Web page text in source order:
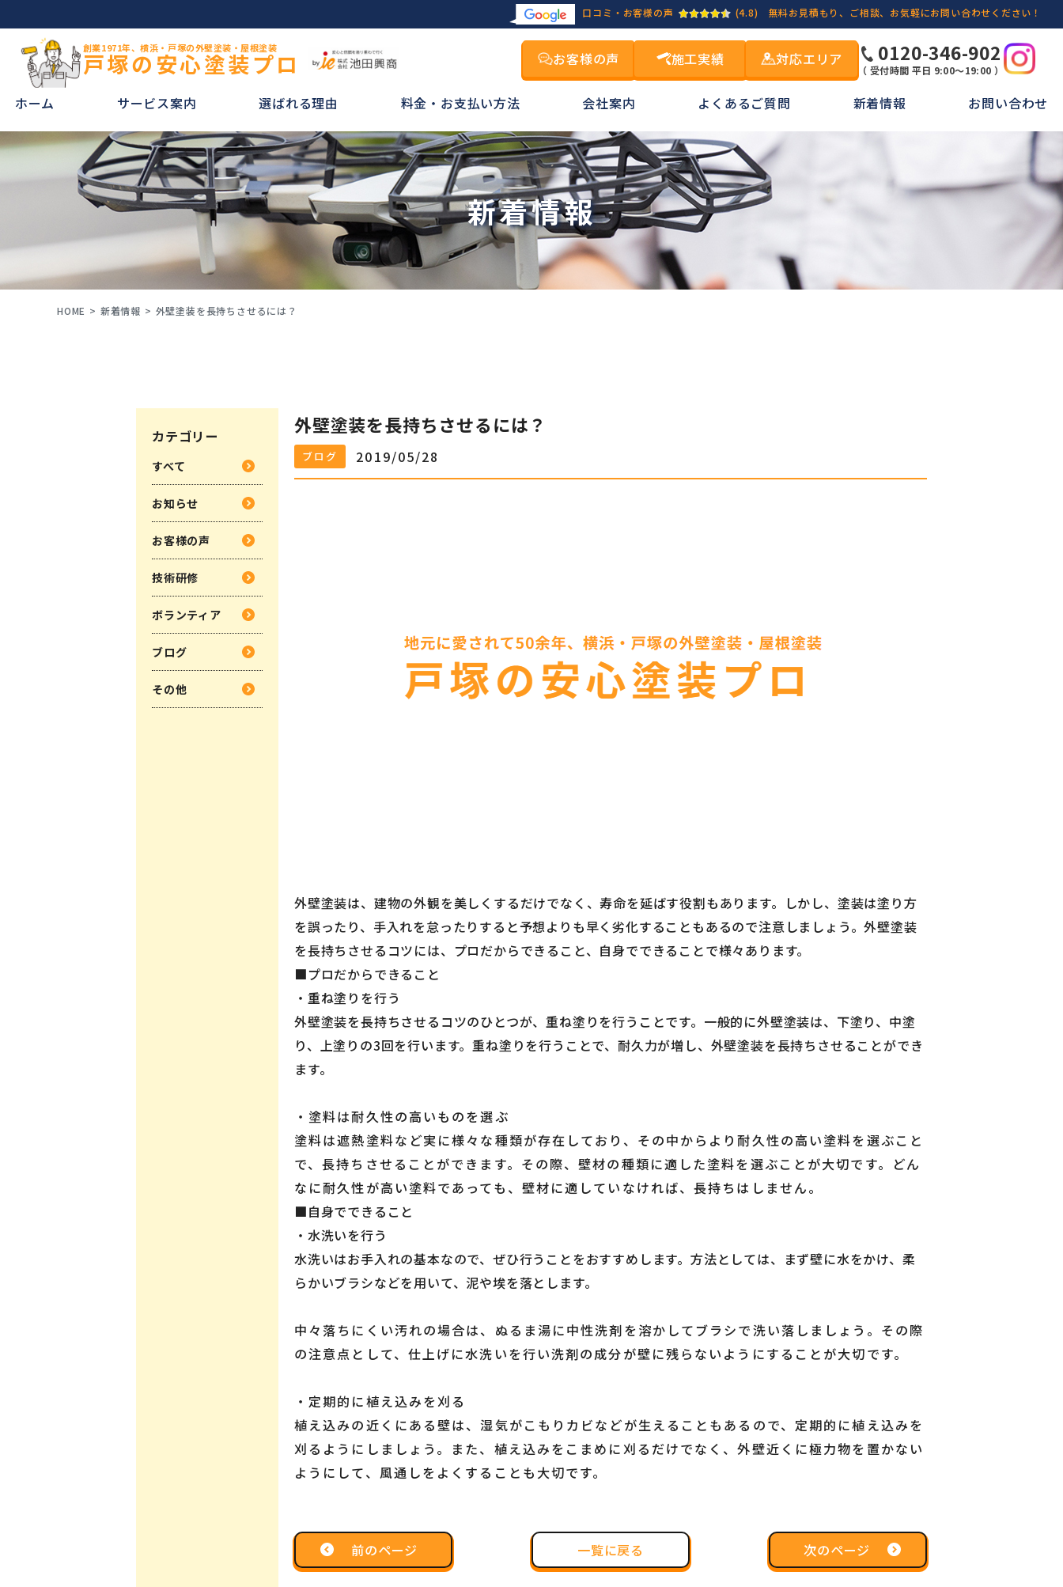
口コミ・お客様の声 (4.8) 無料お見積もり、ご相談、お気軽にお問い合わせください！
創業1971年、横浜・戸塚の外壁塗装・屋根塗装
戸塚の安心塗装プロ お客様の声 施工実績 対応エリア 0120-346-902
（ 受付時間 平日 9:00～19:00 ）
ホーム サービス案内 選ばれる理由 料金・お支払い方法 会社案内 よくあるご質問 新着情報 お問い合わせ
新着情報
HOME 新着情報 外壁塗装を長持ちさせるには？
外壁塗装を長持ちさせるには？
ブログ 2019/05/28
外壁塗装は、建物の外観を美しくするだけでなく、寿命を延ばす役割もあります。しかし、塗装は塗り方
を誤ったり、手入れを怠ったりすると予想よりも早く劣化することもあるので注意しましょう。外壁塗装
を長持ちさせるコツには、プロだからできること、自身でできることで様々あります。
■プロだからできること
・重ね塗りを行う
外壁塗装を長持ちさせるコツのひとつが、重ね塗りを行うことです。一般的に外壁塗装は、下塗り、中塗
り、上塗りの3回を行います。重ね塗りを行うことで、耐久力が増し、外壁塗装を長持ちさせることができ
ます。
・塗料は耐久性の高いものを選ぶ
塗料は遮熱塗料など実に様々な種類が存在しており、その中からより耐久性の高い塗料を選ぶこと
で、長持ちさせることができます。その際、壁材の種類に適した塗料を選ぶことが大切です。どん
なに耐久性が高い塗料であっても、壁材に適していなければ、長持ちはしません。
■自身でできること
・水洗いを行う
水洗いはお手入れの基本なので、ぜひ行うことをおすすめします。方法としては、まず壁に水をかけ、柔
らかいブラシなどを用いて、泥や埃を落とします。
中々落ちにくい汚れの場合は、ぬるま湯に中性洗剤を溶かしてブラシで洗い落しましょう。その際
の注意点として、仕上げに水洗いを行い洗剤の成分が壁に残らないようにすることが大切です。
・定期的に植え込みを刈る
植え込みの近くにある壁は、湿気がこもりカビなどが生えることもあるので、定期的に植え込みを
刈るようにしましょう。また、植え込みをこまめに刈るだけでなく、外壁近くに極力物を置かない
ようにして、風通しをよくすることも大切です。
前のページ 一覧に戻る 次のページ
カテゴリー
すべて
お知らせ
お客様の声
技術研修
ボランティア
ブログ
その他